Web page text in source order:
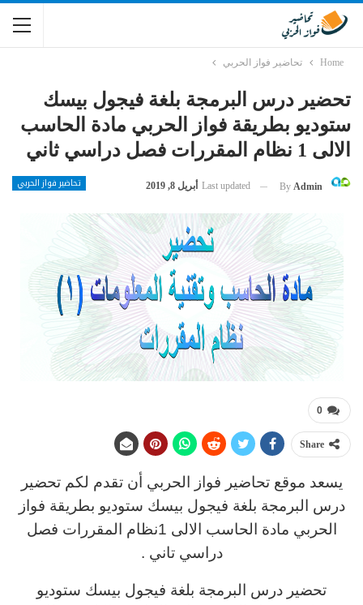
Home تحاضير فواز الحربي
تحضير درس البرمجة بلغة فيجول بيسك
ستوديو بطريقة فواز الحربي مادة الحاسب
الالى 1 نظام المقررات فصل دراسي ثاني
تحاضير فواز الحربي By Admin
Last updated أبريل 8, 2019
0
Share
يسعد موقع تحاضير فواز الحربي أن تقدم لكم تحضير
درس البرمجة بلغة فيجول بيسك ستوديو بطريقة فواز
الحربي مادة الحاسب الالى 1نظام المقررات فصل
دراسي تاني .
تحضير درس البرمجة بلغة فيجول بيسك ستوديو